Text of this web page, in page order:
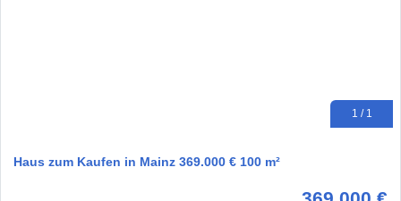
1 / 1
Haus zum Kaufen in Mainz 369.000 € 100 m²